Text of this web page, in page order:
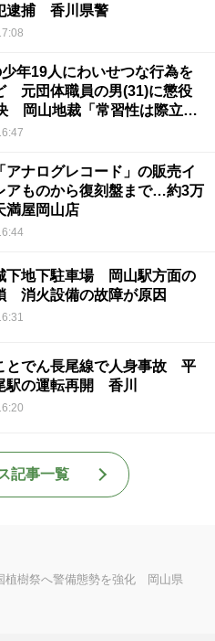
逮捕 香川県警
年19人にわいせつな行為を
元団体職員の男(31)に懲役
岡山地裁「常習性は際立っ
結果も非常に重い」
アナログレコード」の販売イ
ものから復刻盤まで…約3万
屋岡山店
下地下駐車場 岡山駅方面の
消火設備の故障が原因
とでん長尾線で人身事故 平
駅の運転再開 香川
記事一覧
植樹祭へ警備態勢を強化 岡山県